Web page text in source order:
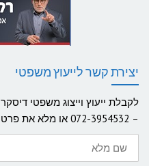
יצירת קשר לייעוץ משפטי
לקבלת ייעוץ וייצוג משפטי
– 072-3954532 או מלא את פרטיך בטופס הבא:
שם
מלא